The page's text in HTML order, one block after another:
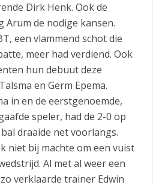
Dirk Henk. Ook de
Arum de nodige kansen.
een vlammend schot die
meer had verdiend. Ook
hun debuut deze
en Germ Epema.
in en de eerstgenoemde,
speler, had de 2-0 op
draaide net voorlangs.
niet bij machte om een vuist
Al met al weer een
verklaarde trainer Edwin